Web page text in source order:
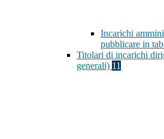
Incarichi
pubblicare in
Titolari di incarichi
generali) 11